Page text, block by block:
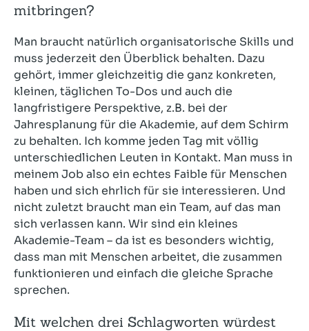
mitbringen?
Man braucht natürlich organisatorische Skills und
muss jederzeit den Überblick behalten. Dazu
gehört, immer gleichzeitig die ganz konkreten,
kleinen, täglichen To-Dos und auch die
langfristigere Perspektive, z.B. bei der
Jahresplanung für die Akademie, auf dem Schirm
zu behalten. Ich komme jeden Tag mit völlig
unterschiedlichen Leuten in Kontakt. Man muss in
meinem Job also ein echtes Faible für Menschen
haben und sich ehrlich für sie interessieren. Und
nicht zuletzt braucht man ein Team, auf das man
sich verlassen kann. Wir sind ein kleines
Akademie-Team – da ist es besonders wichtig,
dass man mit Menschen arbeitet, die zusammen
funktionieren und einfach die gleiche Sprache
sprechen.
Mit welchen drei Schlagworten würdest